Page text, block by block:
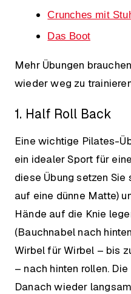
Crunches mit
Das Boot
Mehr Übungen
wieder weg zu
1. Half Roll Back
Eine wichtige Pilates-
ein idealer Sport für
diese Übung setzen
auf eine dünne Matte)
Hände auf die Knie
(Bauchnabel nach
Wirbel für Wirbel – bis
– nach hinten rollen.
Danach wieder